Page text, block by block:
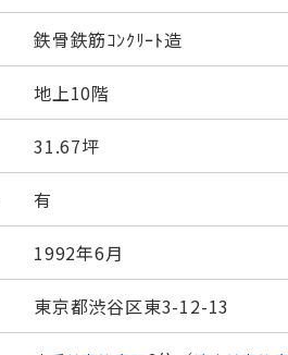
鉄骨鉄筋ｺﾝｸﾘｰﾄ造
地上10階
31.67坪
有
1992年6月
東京都渋谷区東3-12-13